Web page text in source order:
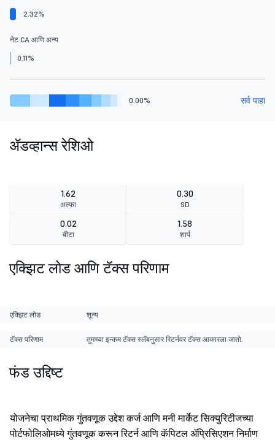
2.32%
नेट CA आणि अन्य
0.11%
0.00% सर्व पाहा
ॲडव्हान्स रेशिओ
1.62
अल्फा
0.30
SD
0.02
बीटा
1.58
शार्प
एक्झिट लोड आणि टॅक्स परिणाम
एक्झिट लोड शून्य
टॅक्स परिणाम तुमच्या इन्कम टॅक्स स्लॅबनुसार रिटर्नवर टॅक्स आकारला जातो.
फंड उद्दिष्ट
योजनेचा प्राथमिक गुंतवणूक उद्देश कर्ज आणि मनी मार्केट सिक्युरिटीजच्या
पोर्टफोलिओमध्ये गुंतवणूक करून रिटर्न आणि कॅपिटल ॲप्रिसिएशन निर्माण